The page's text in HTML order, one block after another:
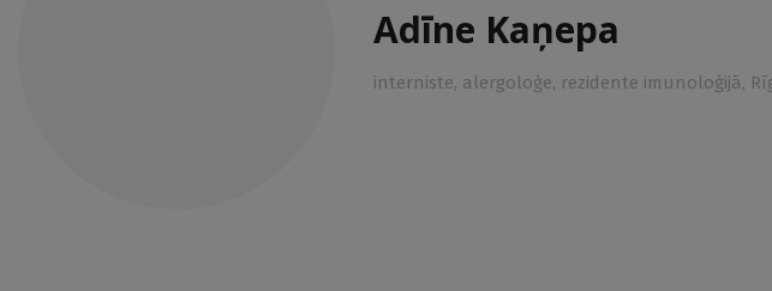
Adīne Kaņepa
interniste, alergoloģe, rezidente imunoloģijā,